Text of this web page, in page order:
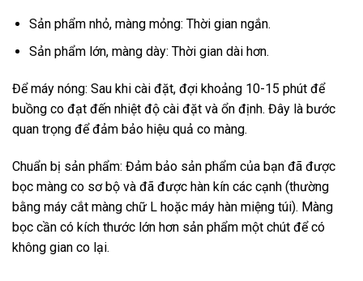
Sản phẩm nhỏ, màng mỏng: Thời gian ngắn.
Sản phẩm lớn, màng dày: Thời gian dài hơn.
Để máy nóng: Sau khi cài đặt, đợi khoảng 10-15 phút để
buồng co đạt đến nhiệt độ cài đặt và ổn định. Đây là bước
quan trọng để đảm bảo hiệu quả co màng.
Chuẩn bị sản phẩm: Đảm bảo sản phẩm của bạn đã được
bọc màng co sơ bộ và đã được hàn kín các cạnh (thường
bằng máy cắt màng chữ L hoặc máy hàn miệng túi). Màng
bọc cần có kích thước lớn hơn sản phẩm một chút để có
không gian co lại.